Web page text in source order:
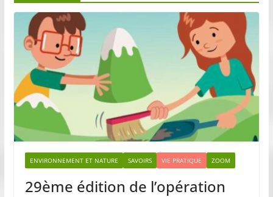
ENVIRONNEMENT ET NATURE SAVOIRS VIE PRATIQUE ZOOM
29ème édition de l’opération